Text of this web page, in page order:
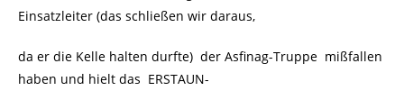
Einsatzleiter (das schließen wir daraus,
da er die Kelle halten durfte) der Asfinag-Truppe mißfallen
haben und hielt das ERSTAUN-